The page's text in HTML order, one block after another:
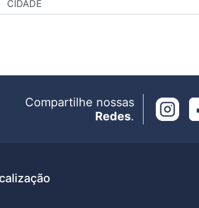
Compartilhe nossas
Redes.